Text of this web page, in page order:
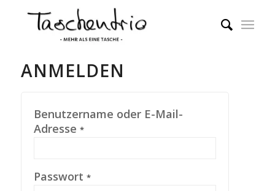
ANMELDEN
Benutzername oder E-Mail-
Adresse *
Passwort *